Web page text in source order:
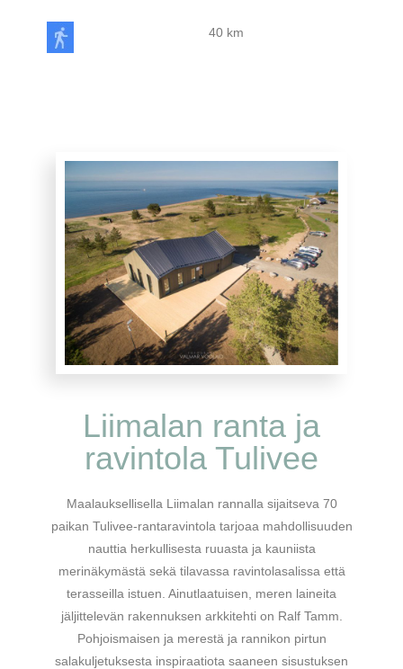
40 km
Liimalan ranta ja
ravintola Tulivee
Maalauksellisella Liimalan rannalla sijaitseva 70
paikan Tulivee-rantaravintola tarjoaa mahdollisuuden
nauttia herkullisesta ruuasta ja kauniista
merinäkymästä sekä tilavassa ravintolasalissa että
terasseilla istuen. Ainutlaatuisen, meren laineita
jäljittelevän rakennuksen arkkitehti on Ralf Tamm.
Pohjoismaisen ja merestä ja rannikon pirtun
salakuljetuksesta inspiraatiota saaneen sisustuksen